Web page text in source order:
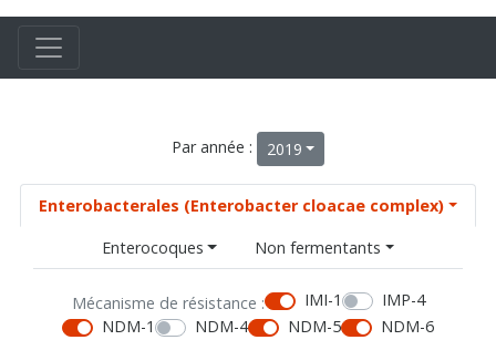
Par année : 2019
Enterobacterales (Enterobacter cloacae complex)
Enterocoques
Non fermentants
Mécanisme de résistance : IMI-1
IMP-4
NDM-1
NDM-4 NDM-5
NDM-6